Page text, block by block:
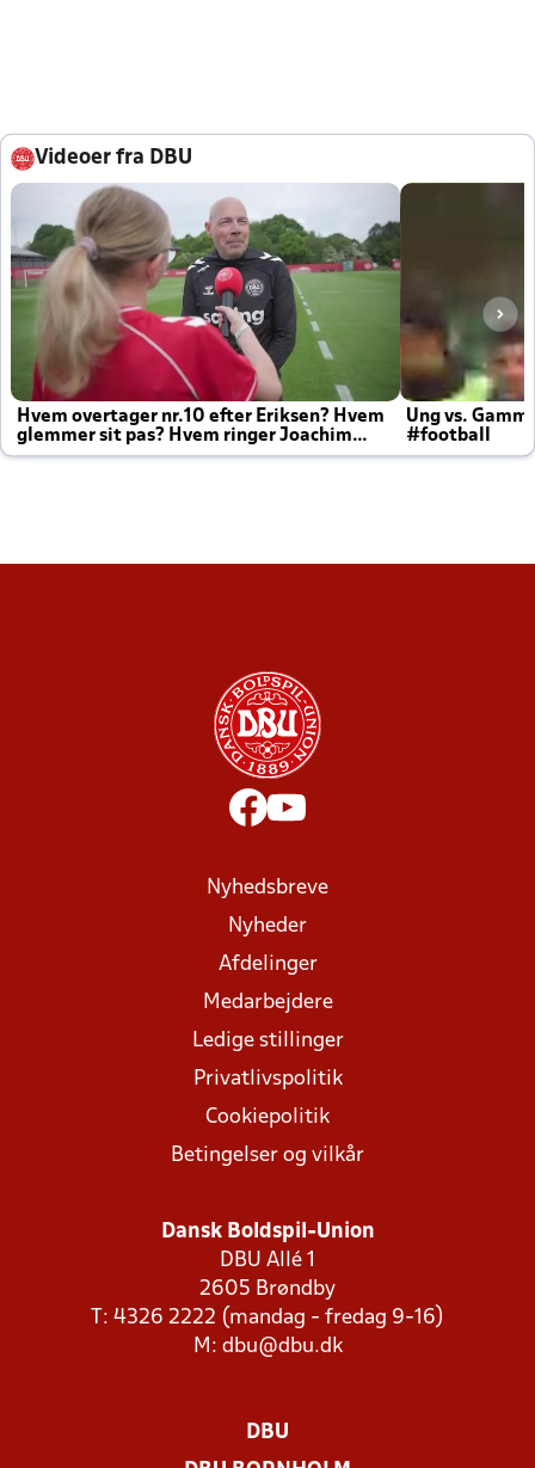
Videoer fra DBU
Hvem overtager nr.10 efter Eriksen? Hvem
glemmer sit pas? Hvem ringer Joachim
altid til efter kampe?
Ung vs.
#football
Nyhedsbreve
Nyheder
Afdelinger
Medarbejdere
Ledige stillinger
Privatlivspolitik
Cookiepolitik
Betingelser og vilkår
Dansk Boldspil-Union
DBU Allé 1
2605 Brøndby
T: 4326 2222 (mandag - fredag 9-16)
M: dbu@dbu.dk
DBU